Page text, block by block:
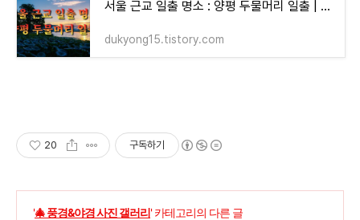
서울 근교 일출 명소 : 양평 두물머리 일출 | 주변 가볼 만한 곳
dukyong15.tistory.com
20 구독하기
'🎄 풍경&야경 사진 갤러리' 카테고리의 다른 글